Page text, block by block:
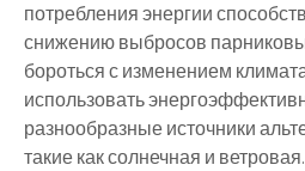
потребления энергии
снижению выбросов
бороться с изменением
использовать
разнообразные источники
такие как солнечная и